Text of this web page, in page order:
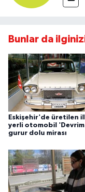
Bunlar da
Eskişehir'de üretilen
yerli otomobil
gurur dolu mirası